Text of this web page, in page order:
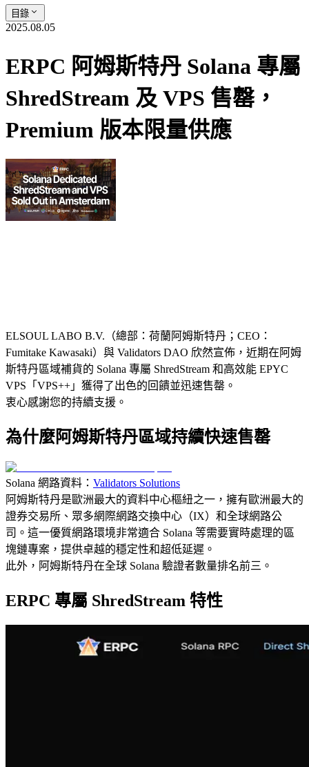
目錄
2025.08.05
ERPC 阿姆斯特丹 Solana 專屬
ShredStream 及 VPS 售罄，
Premium 版本限量供應
ELSOUL LABO B.V.（總部：荷蘭阿姆斯特丹；CEO：
Fumitake Kawasaki）與 Validators DAO 欣然宣佈，近期在阿姆
斯特丹區域補貨的 Solana 專屬 ShredStream 和高效能 EPYC
VPS「VPS++」獲得了出色的回饋並迅速售罄。
衷心感謝您的持續支援。
為什麼阿姆斯特丹區域持續快速售罄
Solana 網路資料： Validators Solutions
阿姆斯特丹是歐洲最大的資料中心樞紐之一，擁有歐洲最大的
證券交易所、眾多網際網路交換中心（IX）和全球網路公
司。這一優質網路環境非常適合 Solana 等需要實時處理的區
塊鏈專案，提供卓越的穩定性和超低延遲。
此外，阿姆斯特丹在全球 Solana 驗證者數量排名前三。
ERPC 專屬 ShredStream 特性